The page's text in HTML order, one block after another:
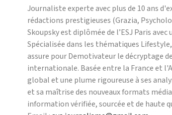
Journaliste experte avec plus de 10 ans
rédactions prestigieuses (Grazia,
Skoupsky est diplômée de l’ESJ Paris
Spécialisée dans les thématiques
assure pour Demotivateur le décryptage
internationale. Basée entre la France et
global et une plume rigoureuse à ses
et sa maîtrise des nouveaux formats
information vérifiée, sourcée et de haute